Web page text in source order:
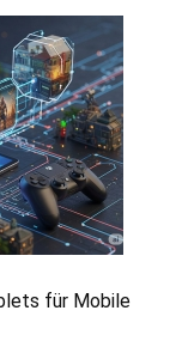
für Mobile